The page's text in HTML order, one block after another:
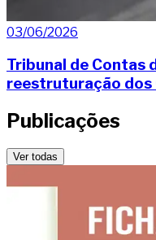
03/06/2026
Tribunal de Contas
reestruturação dos
Publicações
Ver todas